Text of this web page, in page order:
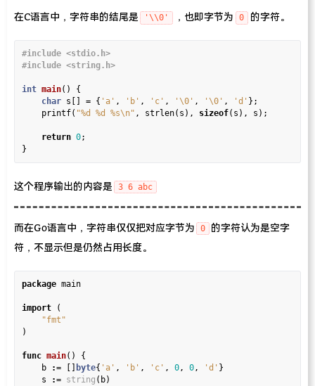
在C语言中，字符串的结尾是 '\\0' ，也即字节为 0 的字符。
#include <stdio.h>
#include <string.h>
int main() {
char s[] = { 'a' , 'b' , 'c' , '\0' , '\0' , 'd' };
    printf(
"%d %d %s\n" , strlen(s), sizeof(s), s);
return 0;
这个程序输出的内容是 3 6 abc
而在Go语言中，字符串仅仅把对应字节为 0
的字符认为是空字
符，不显示但是仍然占用长度。
package main
import (
"fmt"
)
func main() {
	b
:= byte{ 'a' , 'b' , 'c' , 0, 0, 'd' }
	s
:= string (b)